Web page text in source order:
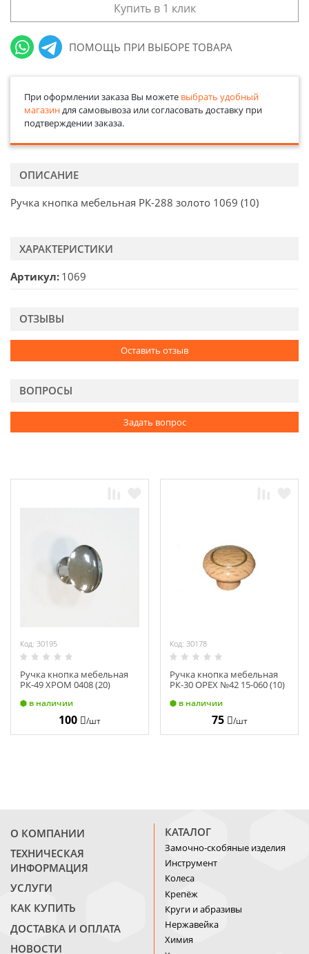
Купить в 1 клик
ПОМОЩЬ ПРИ ВЫБОРЕ ТОВАРА
При оформлении заказа Вы можете выбрать удобный
магазиндля самовывоза или согласовать доставку при
подтверждении заказа.
ОПИСАНИЕ
Ручка кнопка мебельная РК-288 золото 1069 (10)
ХАРАКТЕРИСТИКИ
Артикул 1069
ОТЗЫВЫ
Оставить отзыв
ВОПРОСЫ
Задать вопрос
Код: 30195
Ручка кнопка мебельная
РК-49 ХРОМ 0408 (20)
в наличии
100 /шт
Код: 30178
Ручка кнопка мебельная
РК-30 ОРЕХ №42 15-060 (10)
в наличии
75 /шт
О КОМПАНИИ
ТЕХНИЧЕСКАЯ
ИНФОРМАЦИЯ
УСЛУГИ
КАК КУПИТЬ
ДОСТАВКА И ОПЛАТА
НОВОСТИ
КАТАЛОГ
Замочно-скобяные изделия
Инструмент
Колеса
Крепёж
Круги и абразивы
Нержавейка
Химия